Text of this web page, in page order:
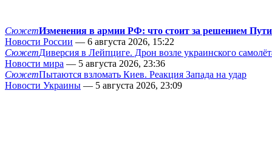
СюжетИзменения в армии РФ: что стоит за решением
Новости России — 6 августа 2026, 15:22
СюжетДиверсия в Лейпциге. Дрон возле украинского
Новости мира — 5 августа 2026, 23:36
СюжетПытаются взломать Киев. Реакция Запада на удар
Новости Украины — 5 августа 2026, 23:09